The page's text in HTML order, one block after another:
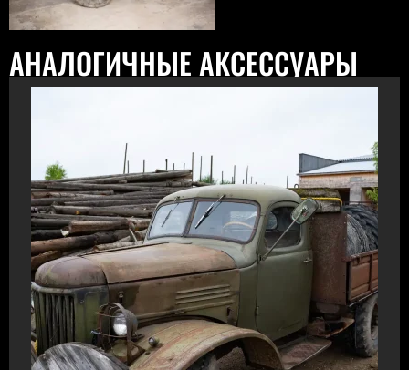
АНАЛОГИЧНЫЕ АКСЕССУАРЫ